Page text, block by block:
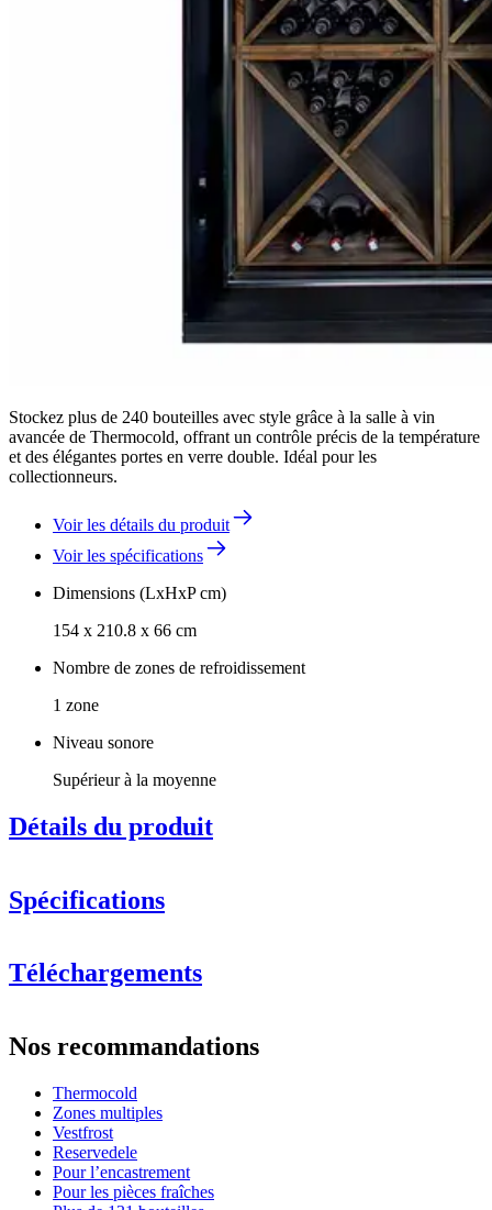
Stockez plus de 240 bouteilles avec style grâce à la salle à vin
avancée de Thermocold, offrant un contrôle précis de la température
et des élégantes portes en verre double. Idéal pour les
collectionneurs.
Voir les détails du produit
Voir les spécifications
Dimensions (LxHxP cm)
154 x 210.8 x 66 cm
Nombre de zones de refroidissement
1 zone
Niveau sonore
Supérieur à la moyenne
Détails du produit
Spécifications
Numéro de produit10660
Modèle10660
Système de refroidissement
Nombre de zones de refroidissement
Technologie de refroidissement
RéfrigérantR600a
Téléchargements
Nos recommandations
Thermocold
Zones multiples
Vestfrost
Reservedele
Pour l’encastrement
Pour les pièces fraîches